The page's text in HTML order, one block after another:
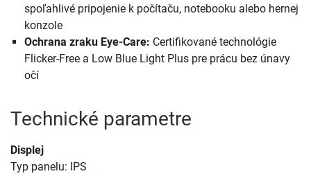
spoľahlivé pripojenie k počítaču, notebooku alebo hernej
konzole
Ochrana zraku Eye-Care: Certifikované technológie
Flicker-Free a Low Blue Light Plus pre prácu bez únavy
očí
Technické parametre
Displej
Typ panelu: IPS